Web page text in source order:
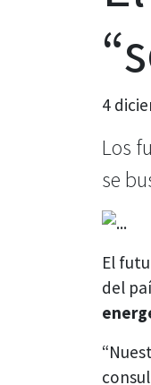
4
Los
se
El
del